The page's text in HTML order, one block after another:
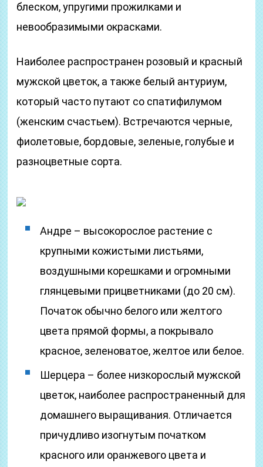
блеском, упругими прожилками и
невообразимыми окрасками.
Наиболее распространен розовый и красный
мужской цветок, а также белый антуриум,
который часто путают со спатифилумом
(женским счастьем). Встречаются черные,
фиолетовые, бордовые, зеленые, голубые и
разноцветные сорта.
Андре – высокорослое растение с
крупными кожистыми листьями,
воздушными корешками и огромными
глянцевыми прицветниками (до 20 см).
Початок обычно белого или желтого
цвета прямой формы, а покрывало
красное, зеленоватое, желтое или белое.
Шерцера – более низкорослый мужской
цветок, наиболее распространенный для
домашнего выращивания. Отличается
причудливо изогнутым початком
красного или оранжевого цвета и